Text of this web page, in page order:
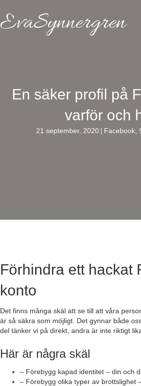
EvaSynnergren
En säker profil på
varför och
21 september, 2020 | Facebook
Förhindra ett hackat
konto
Det finns många skäl att se till att våra
är så säkra som möjligt. Det gynnar både
del tänker vi på direkt, andra är inte riktigt
Här är några skäl
– Förebygg kapad identitet – din och
– Förebygg olika typer av brottslighet